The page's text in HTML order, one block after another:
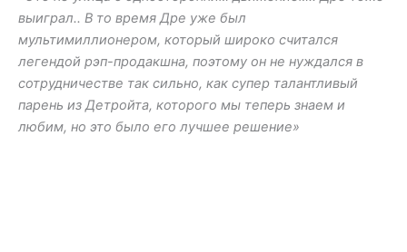
выиграл.. В то время Дре уже был
мультимиллионером, который широко считался
легендой рэп-продакшна, поэтому он не нуждался в
сотрудничестве так сильно, как супер талантливый
парень из Детройта, которого мы теперь знаем и
любим, но это было его лучшее решение»